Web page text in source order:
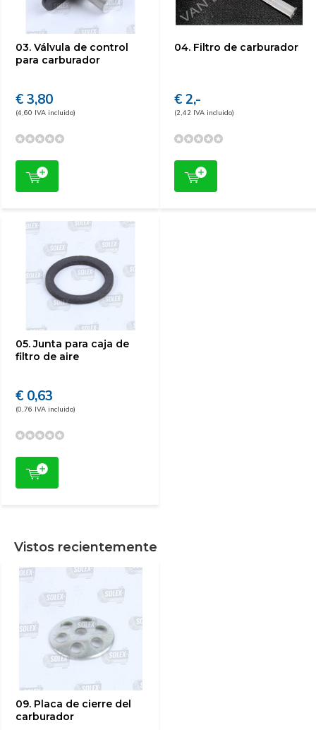
03. Válvula de control
para carburador
€ 3,80
(4,60 IVA incluido)
04. Filtro de carburador
€ 2,-
(2,42 IVA incluido)
05. Junta para caja de
filtro de aire
€ 0,63
(0,76 IVA incluido)
Vistos recientemente
09. Placa de cierre del
carburador